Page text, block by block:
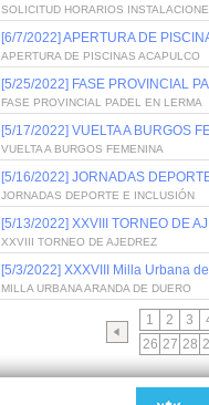
SOLICITUD HORARIOS
[6/7/2022] APERTURA DE
APERTURA DE PISCINAS ACAPULCO
[5/25/2022] FASE PROVINCIAL
FASE PROVINCIAL PADEL EN LERMA
[5/17/2022] VUELTA A BURGOS
VUELTA A BURGOS FEMENINA
[5/16/2022] JORNADAS
JORNADAS DEPORTE E INCLUSIÓN
[5/13/2022] XXVIII TORNEO DE
XXVIII TORNEO DE AJEDREZ
[5/3/2022] XXXVIII Milla Urbana
MILLA URBANA ARANDA DE DUERO
1 2 3
26 27 28